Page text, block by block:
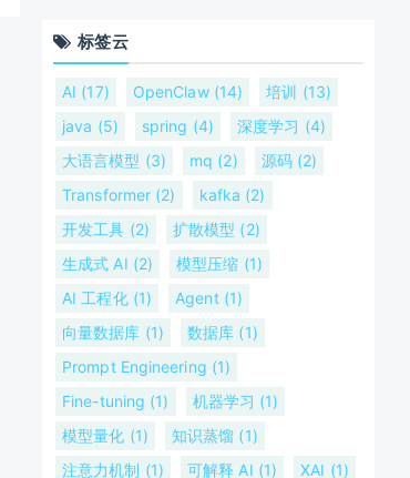
标签云
AI (17) OpenClaw (14)
培训 (13)
java (5)
spring (4)
深度学习 (4)
大语言模型 (3)
mq (2)
源码 (2)
Transformer (2)
kafka (2)
开发工具 (2)
扩散模型 (2)
生成式 AI (2)
模型压缩 (1)
AI 工程化 (1)
Agent (1)
向量数据库 (1)
数据库 (1)
Prompt Engineering (1)
Fine-tuning (1)
机器学习 (1)
模型量化 (1)
知识蒸馏 (1)
注意力机制 (1)
可解释 AI (1) XAI (1)